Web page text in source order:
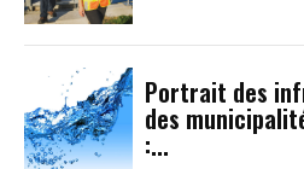
Portrait des
des
:...